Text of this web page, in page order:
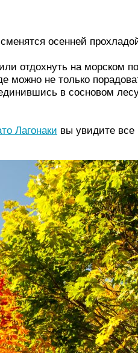
осенней
отдохнуть на морском
можно не только
в сосновом
Лагонаки вы увидите все